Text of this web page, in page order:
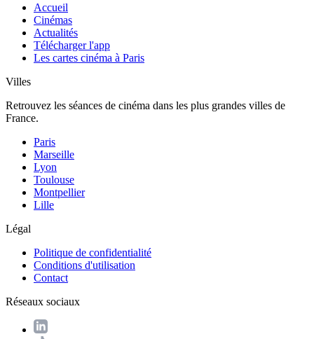
Accueil
Cinémas
Actualités
Télécharger l'app
Les cartes cinéma à Paris
Villes
Retrouvez les séances de cinéma dans les plus grandes villes de
France.
Paris
Marseille
Lyon
Toulouse
Montpellier
Lille
Légal
Politique de confidentialité
Conditions d'utilisation
Contact
Réseaux sociaux